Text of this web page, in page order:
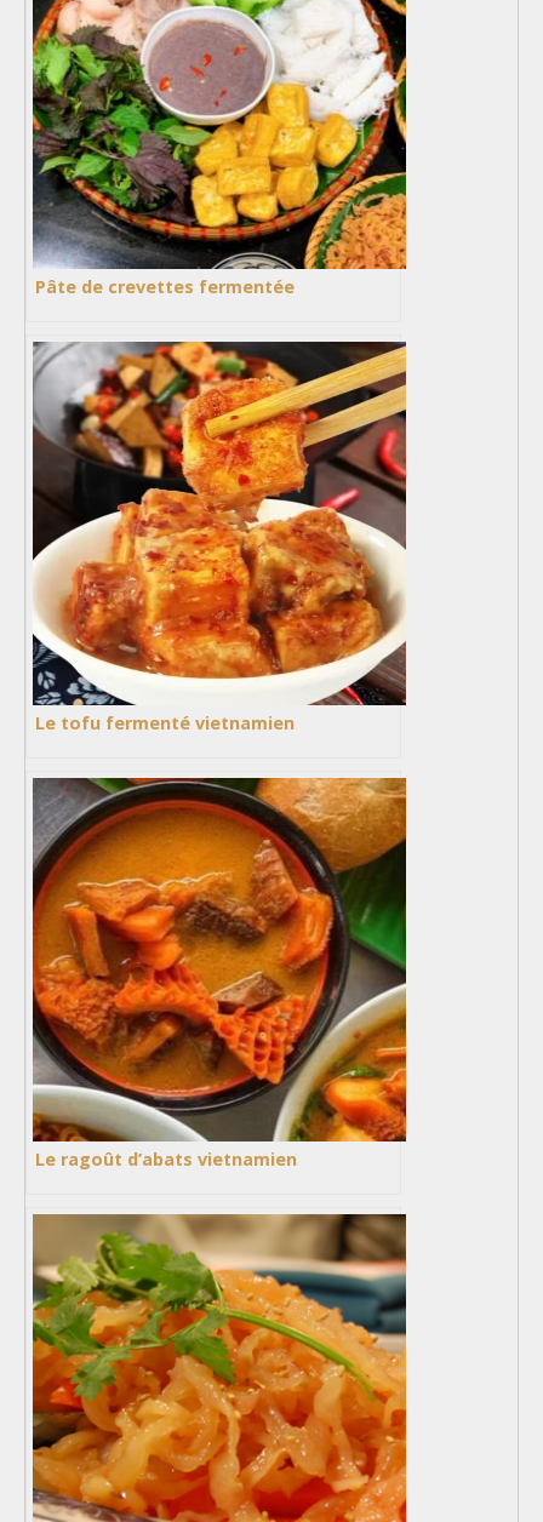
Pâte de crevettes fermentée
Le tofu fermenté vietnamien
Le ragoût d’abats vietnamien